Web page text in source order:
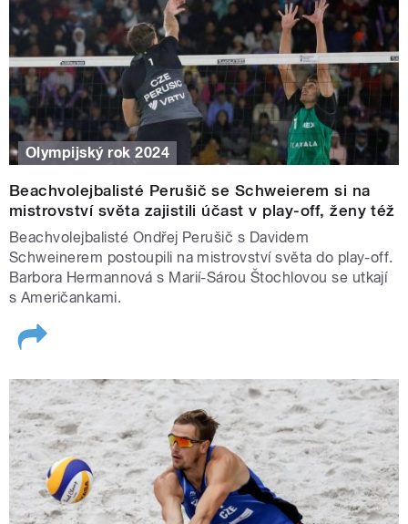
Olympijský rok 2024
Beachvolejbalisté Perušič se Schweierem si na
mistrovství světa zajistili účast v play-off, ženy též
Beachvolejbalisté Ondřej Perušič s Davidem
Schweinerem postoupili na mistrovství světa do play-off.
Barbora Hermannová s Marií-Sárou Štochlovou se utkají
s Američankami.